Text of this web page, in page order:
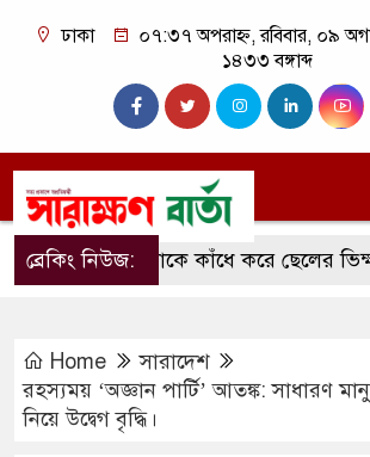
ঢাকা
০৭:৩৭ অপরাহ্ন, রবিবার, ০৯
১৪৩৩ বঙ্গাব্দ
ব্রেকিং নিউজ:মাকে কাঁধে করে ছেলের ভিক্ষাবৃত্তি।
Home
সারাদেশ
রহস্যময় ‘অজ্ঞান পার্টি’ আতঙ্ক: সাধারণ
নিয়ে উদ্বেগ বৃদ্ধি।